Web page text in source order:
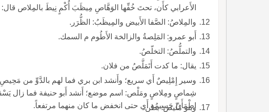
الأَعرابي كأَن، تحتَ خُفِّها الوَهَّاصِ مِيظَبَ أُكْمٍ نِيطَ بالمِلاص قال:
والمِلاصُ: الصَّفا الأَبيض والمِيظَبُ: الظُّرَر.
أَبو عمرو: المَلِصةُ والزالخة الأَطُوم م السمك.
والتملُّصُ: التخلّصُ.
يقال: ما كدت أَتَمَلَّصُ من فلان.
وسير إِمْلِيصٌ أَي سريع؛ وأَنشد ابن بري فما لهم بالدَّوِّ من مَحِيصِ
شِماصٍ ومِلاصٍ ومَلْص: اسم موضع؛ أَنشد أَبو حنيفة فما زال
اطْمَأَنّ جَسِيمُه أَي حتى انخفض ما كان منهما مرتفعاً.
وبنو مُلَيص: بطن.